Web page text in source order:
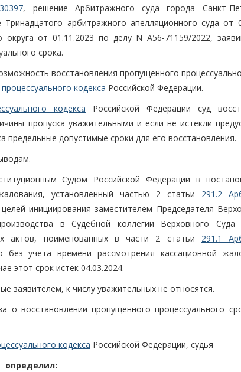
, решение Арбитражного суда города Санкт-
арбитражного апелляционного суда от
округа от 01.11.2023 по делу N А56-71159/2022,
срока.
восстановления пропущенного
кодекса Российской Федерации.
кодекса Российской Федерации суд
пропуска уважительными и если не истекли
предельные допустимые сроки для его восстановления.
Судом Российской Федерации в
установленный частью 2 статьи 291.2
инициирования заместителем Председателя
в Судебной коллегии Верховного Суда
актов, поименованных в части 2 статьи 291.1
без учета времени рассмотрения кассационной
этот срок истек 04.03.2024.
заявителем, к числу уважительных не относятся.
восстановлении пропущенного процессуального
кодекса Российской Федерации, судья
определил: